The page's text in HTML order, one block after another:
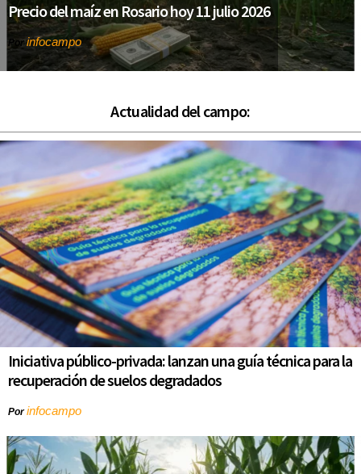
Precio del maíz en Rosario hoy 11 julio 2026
Porinfocampo
Actualidad del campo:
Iniciativa público-privada: lanzan una guía técnica para la
recuperación de suelos degradados
Porinfocampo